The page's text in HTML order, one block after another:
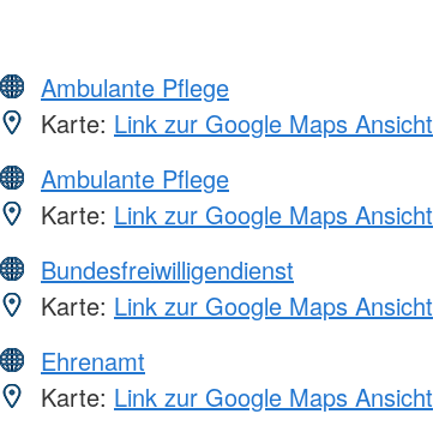
Ambulante Pflege
Karte: Link zur Google Maps Ansicht
Ambulante Pflege
Karte: Link zur Google Maps Ansicht
Bundesfreiwilligendienst
Karte: Link zur Google Maps Ansicht
Ehrenamt
Karte: Link zur Google Maps Ansicht